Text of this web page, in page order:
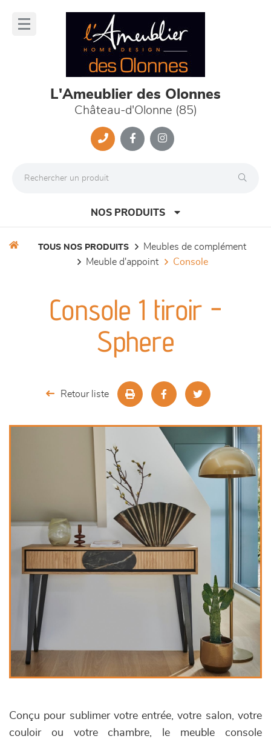
L'Ameublier des Olonnes
Château-d'Olonne (85)
NOS PRODUITS
séjours
meubles de complément
TOUS NOS PRODUITS
meubles de complément
meuble d'appoint
console
Console 1 tiroir -
Sphere
Retour liste
Conçu pour sublimer votre entrée, votre salon, votre
couloir ou votre chambre, le meuble console